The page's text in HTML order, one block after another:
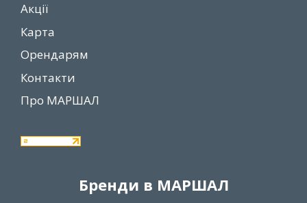
Акції
Карта
Орендарям
Контакти
Про МАРШАЛ
Бренди в МАРШАЛ